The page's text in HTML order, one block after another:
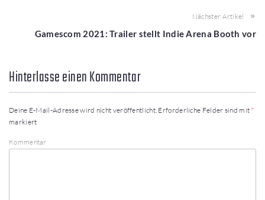
Nächster Artikel
Gamescom 2021: Trailer stellt Indie Arena Booth vor
Hinterlasse einen Kommentar
Deine E-Mail-Adresse wird nicht veröffentlicht. Erforderliche Felder sind mit *
markiert
Kommentar